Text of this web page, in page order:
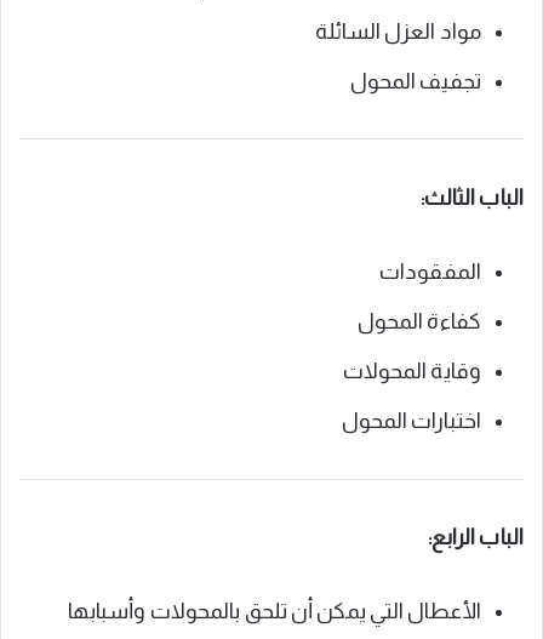
مواد العزل السائلة
تجفيف المحول
الباب الثالث:
المفقودات
كفاءة المحول
وقاية المحولات
اختبارات المحول
الباب الرابع:
الأعطال التي يمكن أن تلحق بالمحولات وأسبابها